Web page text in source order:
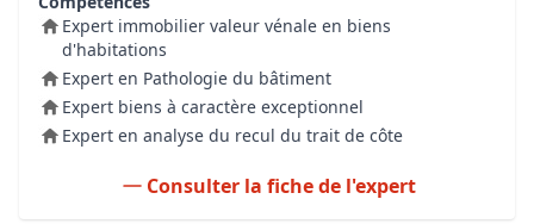
Expert immobilier valeur vénale en biens
d'habitations
Expert en Pathologie du bâtiment
Expert biens à caractère exceptionnel
Expert en analyse du recul du trait de côte
Consulter la fiche de l'expert